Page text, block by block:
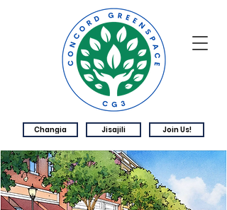
Changia Jisajili Join Us!